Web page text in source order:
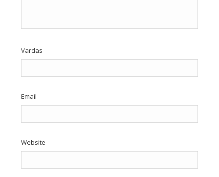
Vardas
Email
Website